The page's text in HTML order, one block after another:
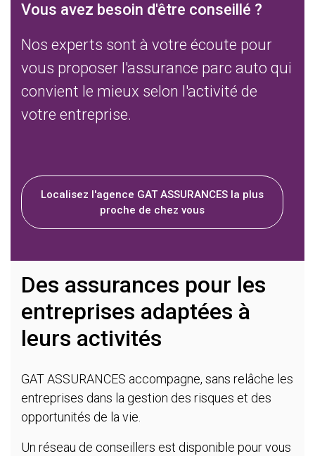
Vous avez besoin d'être conseillé ?
Nos experts sont à votre écoute pour
vous proposer l'assurance parc auto qui
convient le mieux selon l'activité de
votre entreprise.
Localisez l'agence GAT ASSURANCES la plus
proche de chez vous
Des assurances pour les
entreprises adaptées à
leurs activités
GAT ASSURANCES accompagne, sans relâche les
entreprises dans la gestion des risques et des
opportunités de la vie.
Un réseau de conseillers est disponible pour vous